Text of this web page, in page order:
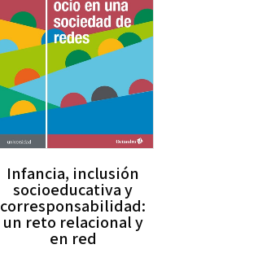
Infancia, inclusión
socioeducativa y
corresponsabilidad:
un reto relacional y
en red